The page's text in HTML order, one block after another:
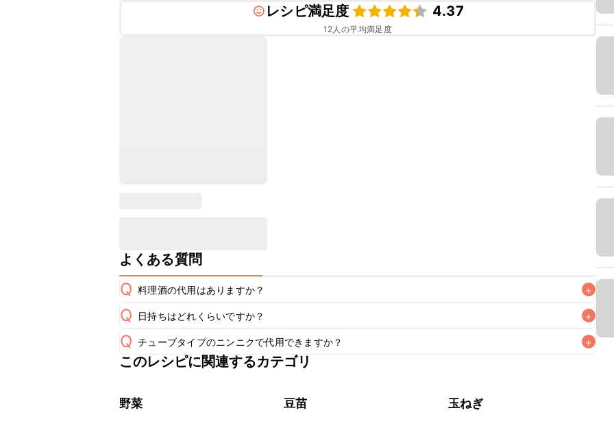
レシピ満足度
4.37
12人の平均満足度
よくある質問
Q 料理酒の代用はありますか？ +
A
Q 日持ちはどれくらいですか？ +
A
保存期間は冷蔵で翌日中が目安です。なるべくお早めにお召し上がりください。
Q チューブタイプのニンニクで代用できますか？ +
チューブタイプのニンニクを使用してもお作りいただけます。小さじ1を目安に加え、お好みの風味
このレシピに関連するカテゴリ
野菜 豆苗 玉ねぎ